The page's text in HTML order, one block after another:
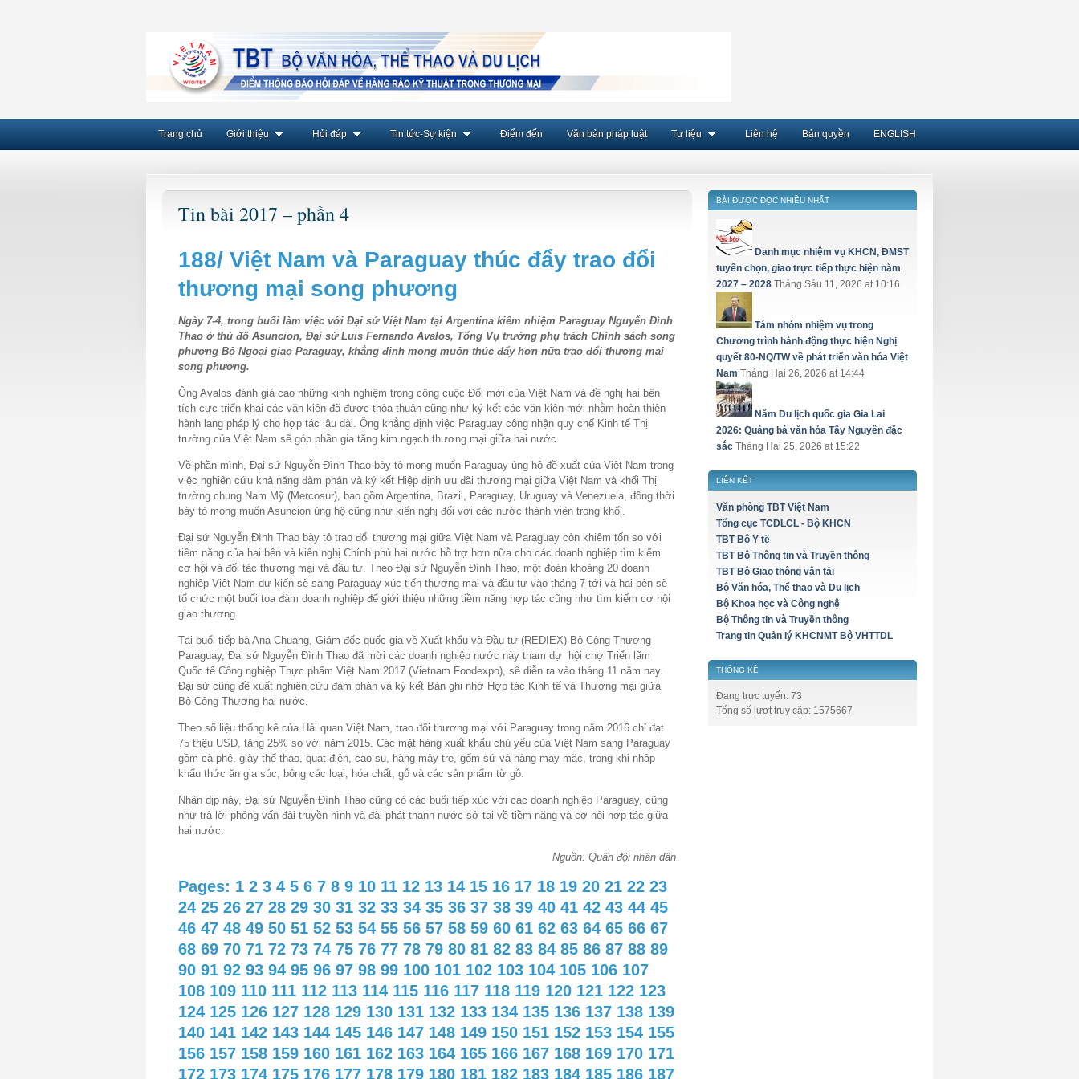
Trang chủ Giới thiệu Hỏi đáp Tin tức-Sự kiện Điểm đến Văn bản pháp luật Tư liệu Liên hệ Bản quyền ENGLISH
Tin bài 2017 – phần 4
188/ Việt Nam và Paraguay thúc đẩy trao đổi
thương mại song phương
Ngày 7-4, trong buổi làm việc với Đại sứ Việt Nam tại Argentina kiêm nhiệm Paraguay Nguyễn Đình
Thao ở thủ đô Asuncion, Đại sứ Luis Fernando Avalos, Tổng Vụ trưởng phụ trách Chính sách song
phương Bộ Ngoại giao Paraguay, khẳng định mong muốn thúc đẩy hơn nữa trao đổi thương mại
song phương.
Ông Avalos đánh giá cao những kinh nghiệm trong công cuộc Đổi mới của Việt Nam và đề nghị hai bên
tích cực triển khai các văn kiện đã được thỏa thuận cũng như ký kết các văn kiện mới nhằm hoàn thiện
hành lang pháp lý cho hợp tác lâu dài. Ông khẳng định việc Paraguay công nhận quy chế Kinh tế Thị
trường của Việt Nam sẽ góp phần gia tăng kim ngạch thương mại giữa hai nước.
Về phần mình, Đại sứ Nguyễn Đình Thao bày tỏ mong muốn Paraguay ủng hộ đề xuất của Việt Nam trong
việc nghiên cứu khả năng đàm phán và ký kết Hiệp định ưu đãi thương mại giữa Việt Nam và khối Thị
trường chung Nam Mỹ (Mercosur), bao gồm Argentina, Brazil, Paraguay, Uruguay và Venezuela, đồng thời
bày tỏ mong muốn Asuncion ủng hộ cũng như kiến nghị đối với các nước thành viên trong khối.
Đại sứ Nguyễn Đình Thao bày tỏ trao đổi thương mại giữa Việt Nam và Paraguay còn khiêm tốn so với
tiềm năng của hai bên và kiến nghị Chính phủ hai nước hỗ trợ hơn nữa cho các doanh nghiệp tìm kiếm
cơ hội và đối tác thương mại và đầu tư. Theo Đại sứ Nguyễn Đình Thao, một đoàn khoảng 20 doanh
nghiệp Việt Nam dự kiến sẽ sang Paraguay xúc tiến thương mại và đầu tư vào tháng 7 tới và hai bên sẽ
tổ chức một buổi tọa đàm doanh nghiệp để giới thiệu những tiềm năng hợp tác cũng như tìm kiếm cơ hội
giao thương.
Tại buổi tiếp bà Ana Chuang, Giám đốc quốc gia về Xuất khẩu và Đầu tư (REDIEX) Bộ Công Thương
Paraguay, Đại sứ Nguyễn Đình Thao đã mời các doanh nghiệp nước này tham dự hội chợ Triển lãm
Quốc tế Công nghiệp Thực phẩm Việt Nam 2017 (Vietnam Foodexpo), sẽ diễn ra vào tháng 11 năm nay.
Đại sứ cũng đề xuất nghiên cứu đàm phán và ký kết Bản ghi nhớ Hợp tác Kinh tế và Thương mại giữa
Bộ Công Thương hai nước.
Theo số liệu thống kê của Hải quan Việt Nam, trao đổi thương mại với Paraguay trong năm 2016 chỉ đạt
75 triệu USD, tăng 25% so với năm 2015. Các mặt hàng xuất khẩu chủ yếu của Việt Nam sang Paraguay
gồm cà phê, giày thể thao, quạt điện, cao su, hàng mây tre, gốm sứ và hàng may mặc, trong khi nhập
khẩu thức ăn gia súc, bông các loại, hóa chất, gỗ và các sản phẩm từ gỗ.
Nhân dịp này, Đại sứ Nguyễn Đình Thao cũng có các buổi tiếp xúc với các doanh nghiệp Paraguay, cũng
như trả lời phỏng vấn đài truyền hình và đài phát thanh nước sở tại về tiềm năng và cơ hội hợp tác giữa
hai nước.
Nguồn: Quân đội nhân dân
Pages: 1 2 3 4 5 6 7 8 9 10 11 12 13 14 15 16 17 18 19 20 21 22 23
24 25 26 27 28 29 30 31 32 33 34 35 36 37 38 39 40 41 42 43 44 45
46 47 48 49 50 51 52 53 54 55 56 57 58 59 60 61 62 63 64 65 66 67
68 69 70 71 72 73 74 75 76 77 78 79 80 81 82 83 84 85 86 87 88 89
90 91 92 93 94 95 96 97 98 99 100 101 102 103 104 105 106 107
108 109 110 111 112 113 114 115 116 117 118 119 120 121 122 123
124 125 126 127 128 129 130 131 132 133 134 135 136 137 138 139
140 141 142 143 144 145 146 147 148 149 150 151 152 153 154 155
156 157 158 159 160 161 162 163 164 165 166 167 168 169 170 171
172 173 174 175 176 177 178 179 180 181 182 183 184 185 186 187
BÀI ĐƯỢC ĐỌC NHIỀU NHẤT
Danh mục nhiệm vụ KHCN, ĐMST
tuyển chọn, giao trực tiếp thực hiện năm
2027 – 2028 Tháng Sáu 11, 2026 at 10:16
Tám nhóm nhiệm vụ trong
Chương trình hành động thực hiện Nghị
quyết 80-NQ/TW về phát triển văn hóa Việt
Nam Tháng Hai 26, 2026 at 14:44
Năm Du lịch quốc gia Gia Lai
2026: Quảng bá văn hóa Tây Nguyên đặc
sắc Tháng Hai 25, 2026 at 15:22
LIÊN KẾT
Văn phòng TBT Việt Nam
Tổng cục TCĐLCL - Bộ KHCN
TBT Bộ Y tế
TBT Bộ Thông tin và Truyền thông
TBT Bộ Giao thông vận tải
Bộ Văn hóa, Thể thao và Du lịch
Bộ Khoa học và Công nghệ
Bộ Thông tin và Truyền thông
Trang tin Quản lý KHCNMT Bộ VHTTDL
THỐNG KÊ
Đang trực tuyến: 73
Tổng số lượt truy cập: 1575667